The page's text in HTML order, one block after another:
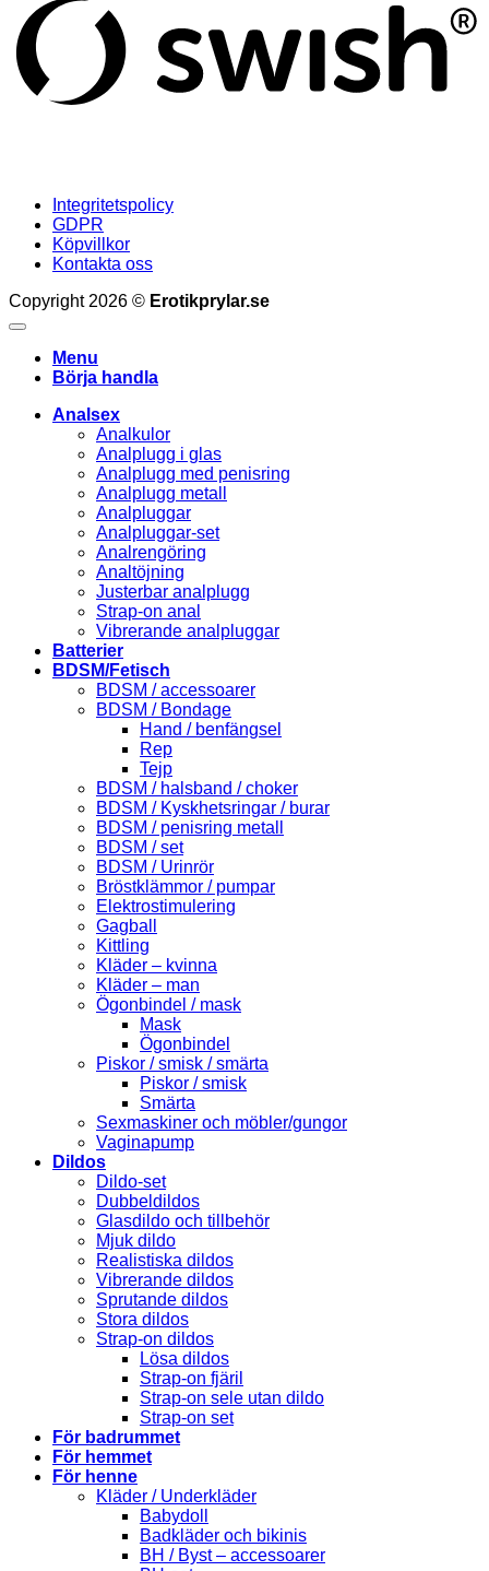
Integritetspolicy
GDPR
Köpvillkor
Kontakta oss
Copyright 2026 © Erotikprylar.se
Menu
Börja handla
Analsex
Analkulor
Analplugg i glas
Analplugg med penisring
Analplugg metall
Analpluggar
Analpluggar-set
Analrengöring
Analtöjning
Justerbar analplugg
Strap-on anal
Vibrerande analpluggar
Batterier
BDSM/Fetisch
BDSM / accessoarer
BDSM / Bondage
Hand / benfängsel
Rep
Tejp
BDSM / halsband / choker
BDSM / Kyskhetsringar / burar
BDSM / penisring metall
BDSM / set
BDSM / Urinrör
Bröstklämmor / pumpar
Elektrostimulering
Gagball
Kittling
Kläder – kvinna
Kläder – man
Ögonbindel / mask
Mask
Ögonbindel
Piskor / smisk / smärta
Piskor / smisk
Smärta
Sexmaskiner och möbler/gungor
Vaginapump
Dildos
Dildo-set
Dubbeldildos
Glasdildo och tillbehör
Mjuk dildo
Realistiska dildos
Vibrerande dildos
Sprutande dildos
Stora dildos
Strap-on dildos
Lösa dildos
Strap-on fjäril
Strap-on sele utan dildo
Strap-on set
För badrummet
För hemmet
För henne
Kläder / Underkläder
Babydoll
Badkläder och bikinis
BH / Byst – accessoarer